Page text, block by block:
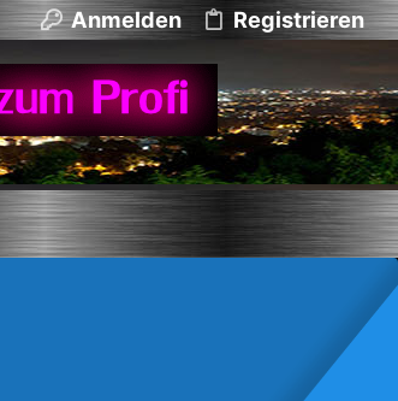
Anmelden Registrieren